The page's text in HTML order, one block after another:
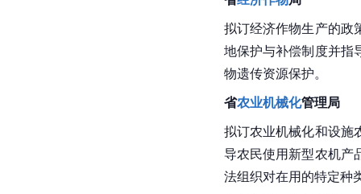
拟订经济作物生产的政
地保护与补偿制度并指
物遗传资源保护。
省农业机械化管理局
拟订农业机械化和设施
导农民使用新型农机产
法组织对在用的特定种